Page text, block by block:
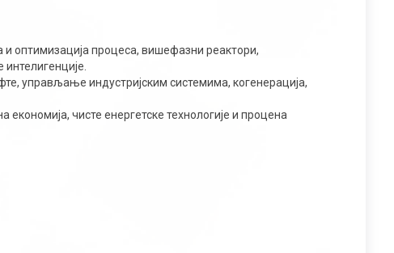
оптимизација процеса, вишефазни реактори,
управљање индустријским системима, когенерација,
чисте енергетске технологије и процена